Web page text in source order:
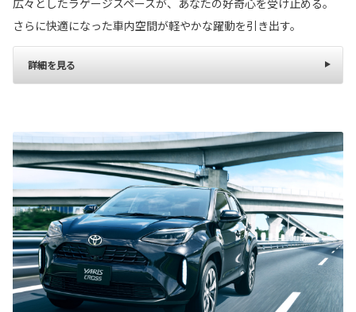
さらに快適になった車内空間が軽やかな躍動を引き出す。
詳細を見る